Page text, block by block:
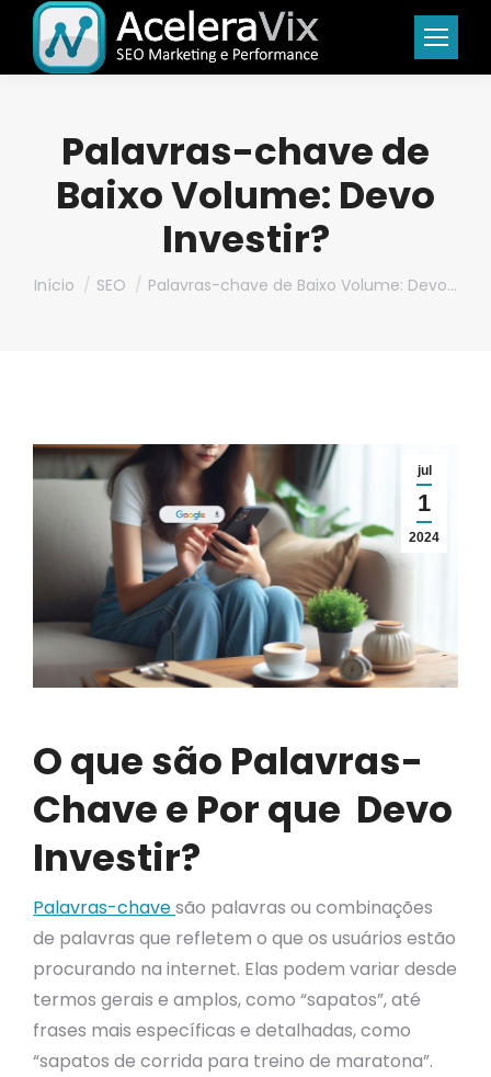
Palavras-chave de
Baixo Volume: Devo
Investir?
Você está aqui:
Início SEO Palavras-chave de Baixo Volume: Devo…
jul
1
2024
O que são Palavras-
Chave e Por que Devo
Investir?
Palavras-chavesão palavras ou combinações
de palavras que refletem o que os usuários estão
procurando na internet. Elas podem variar desde
termos gerais e amplos, como “sapatos”, até
frases mais específicas e detalhadas, como
“sapatos de corrida para treino de maratona”.